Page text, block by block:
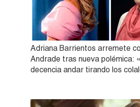
Adriana Barrientos arremete
Andrade tras nueva polémica:
decencia andar tirando los